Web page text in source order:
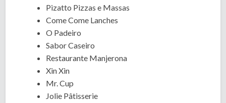
Pizatto Pizzas e Massas
Come Come Lanches
O Padeiro
Sabor Caseiro
Restaurante Manjerona
Xin Xin
Mr. Cup
Jolie Pâtisserie